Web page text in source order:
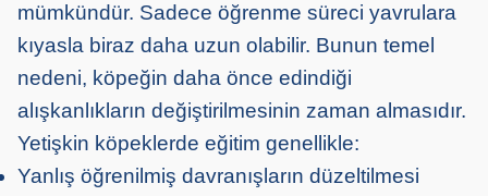
mümkündür. Sadece öğrenme süreci yavrulara
kıyasla biraz daha uzun olabilir. Bunun temel
nedeni, köpeğin daha önce edindiği
alışkanlıkların değiştirilmesinin zaman almasıdır.
Yetişkin köpeklerde eğitim genellikle:
Yanlış öğrenilmiş davranışların düzeltilmesi